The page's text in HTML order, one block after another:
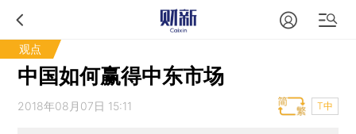
观点
中国如何赢得中东市场
2018年08月07日 15:11 T中